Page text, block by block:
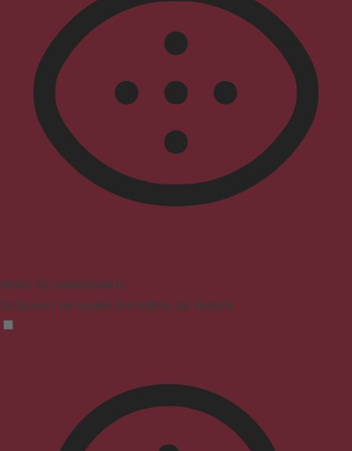
Modus für Sehbehinderte
Verbessert die visuelle Darstellung der Website